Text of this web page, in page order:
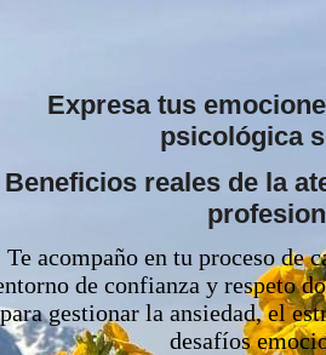
Expresa tus
psicológica
Beneficios reales de la
Te acompaño en tu proceso de
de confianza y respeto
para gestionar la ansiedad, el
desafíos